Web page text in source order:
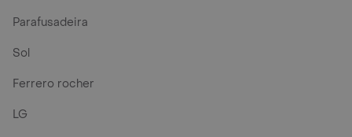
Parafusadeira
Sol
Ferrero rocher
LG